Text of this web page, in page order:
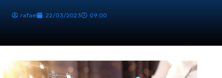
rafael 22/03/2023 09:00